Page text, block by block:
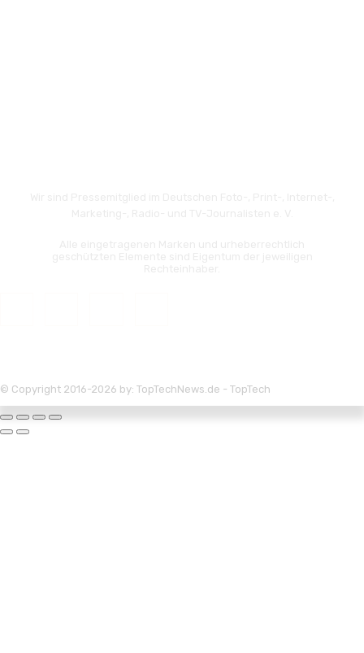
© Copyright 2016-2026 by: TopTechNews.de - TopTech